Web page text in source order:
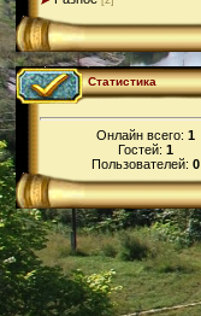
Статистика
Онлайн всего:1
Гостей:1
Пользователей:0